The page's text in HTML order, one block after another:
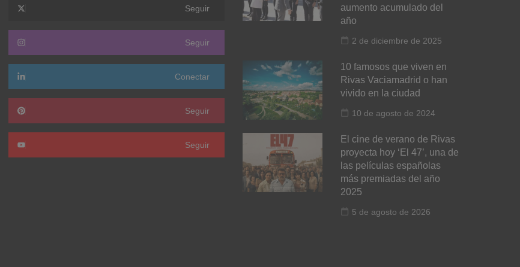
Seguir
Seguir
Conectar
Seguir
Seguir
aumento acumulado del
año
2 de diciembre de 2025
10 famosos que viven en
Rivas Vaciamadrid o han
vivido en la ciudad
10 de agosto de 2024
El cine de verano de Rivas
proyecta hoy ‘El 47’, una de
las películas españolas
más premiadas del año
2025
5 de agosto de 2026